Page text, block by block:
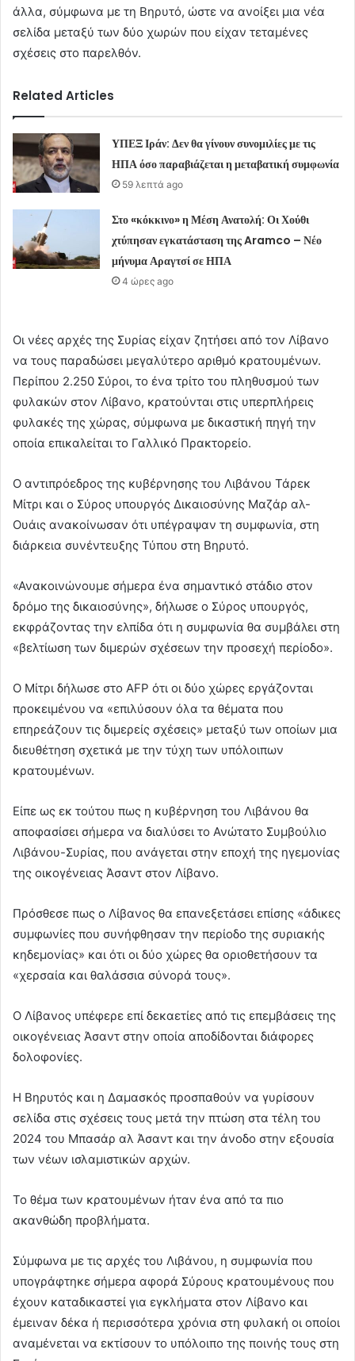
άλλα, σύμφωνα με τη Βηρυτό, ώστε να ανοίξει μια νέα
σελίδα μεταξύ των δύο χωρών που είχαν τεταμένες
σχέσεις στο παρελθόν.
Related Articles
ΥΠΕΞ Ιράν: Δεν θα γίνουν συνομιλίες με τις
ΗΠΑ όσο παραβιάζεται η μεταβατική συμφωνία
59 λεπτά ago
Στο «κόκκινο» η Μέση Ανατολή: Οι Χούθι
χτύπησαν εγκατάσταση της Aramco – Νέο
μήνυμα Αραγτσί σε ΗΠΑ
4 ώρες ago
Οι νέες αρχές της Συρίας είχαν ζητήσει από τον Λίβανο
να τους παραδώσει μεγαλύτερο αριθμό κρατουμένων.
Περίπου 2.250 Σύροι, το ένα τρίτο του πληθυσμού των
φυλακών στον Λίβανο, κρατούνται στις υπερπλήρεις
φυλακές της χώρας, σύμφωνα με δικαστική πηγή την
οποία επικαλείται το Γαλλικό Πρακτορείο.
Ο αντιπρόεδρος της κυβέρνησης του Λιβάνου Τάρεκ
Μίτρι και ο Σύρος υπουργός Δικαιοσύνης Μαζάρ αλ-
Ουάις ανακοίνωσαν ότι υπέγραψαν τη συμφωνία, στη
διάρκεια συνέντευξης Τύπου στη Βηρυτό.
«Ανακοινώνουμε σήμερα ένα σημαντικό στάδιο στον
δρόμο της δικαιοσύνης», δήλωσε ο Σύρος υπουργός,
εκφράζοντας την ελπίδα ότι η συμφωνία θα συμβάλει στη
«βελτίωση των διμερών σχέσεων την προσεχή περίοδο».
Ο Μίτρι δήλωσε στο AFP ότι οι δύο χώρες εργάζονται
προκειμένου να «επιλύσουν όλα τα θέματα που
επηρεάζουν τις διμερείς σχέσεις» μεταξύ των οποίων μια
διευθέτηση σχετικά με την τύχη των υπόλοιπων
κρατουμένων.
Είπε ως εκ τούτου πως η κυβέρνηση του Λιβάνου θα
αποφασίσει σήμερα να διαλύσει το Ανώτατο Συμβούλιο
Λιβάνου-Συρίας, που ανάγεται στην εποχή της ηγεμονίας
της οικογένειας Άσαντ στον Λίβανο.
Πρόσθεσε πως ο Λίβανος θα επανεξετάσει επίσης «άδικες
συμφωνίες που συνήφθησαν την περίοδο της συριακής
κηδεμονίας» και ότι οι δύο χώρες θα οριοθετήσουν τα
«χερσαία και θαλάσσια σύνορά τους».
Ο Λίβανος υπέφερε επί δεκαετίες από τις επεμβάσεις της
οικογένειας Άσαντ στην οποία αποδίδονται διάφορες
δολοφονίες.
Η Βηρυτός και η Δαμασκός προσπαθούν να γυρίσουν
σελίδα στις σχέσεις τους μετά την πτώση στα τέλη του
2024 του Μπασάρ αλ Άσαντ και την άνοδο στην εξουσία
των νέων ισλαμιστικών αρχών.
Το θέμα των κρατουμένων ήταν ένα από τα πιο
ακανθώδη προβλήματα.
Σύμφωνα με τις αρχές του Λιβάνου, η συμφωνία που
υπογράφτηκε σήμερα αφορά Σύρους κρατουμένους που
έχουν καταδικαστεί για εγκλήματα στον Λίβανο και
έμειναν δέκα ή περισσότερα χρόνια στη φυλακή οι οποίοι
αναμένεται να εκτίσουν το υπόλοιπο της ποινής τους στη